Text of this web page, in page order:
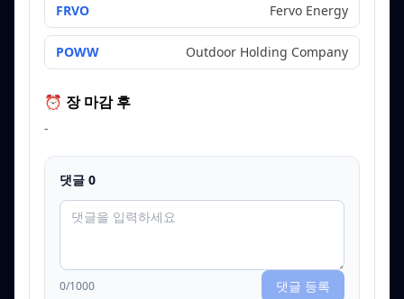
FRVO Fervo Energy
POWW Outdoor Holding Company
⏰ 장 마감 후
-
댓글 0
0/1000 댓글 등록